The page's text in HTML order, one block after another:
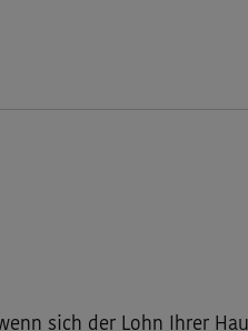
sich der Lohn Ihrer